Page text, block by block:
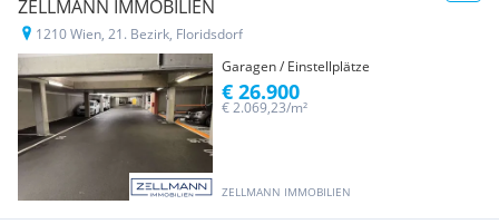
ZELLMANN IMMOBILIEN
1210 Wien, 21. Bezirk, Floridsdorf
Garagen / Einstellplätze
ZELLMANN IMMOBILIEN
€ 2.069,23/m²
€ 26.900